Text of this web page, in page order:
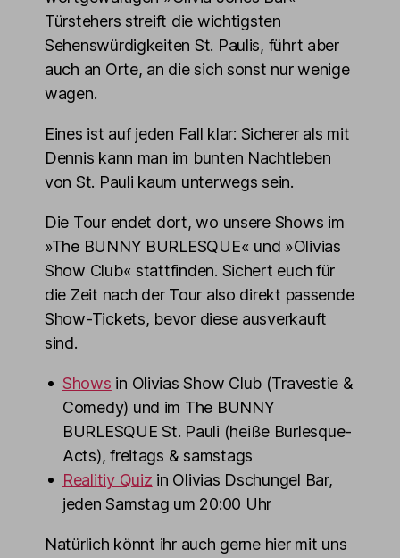
Türstehers streift die wichtigsten
Sehenswürdigkeiten St. Paulis, führt aber
auch an Orte, an die sich sonst nur wenige
wagen.
Eines ist auf jeden Fall klar: Sicherer als mit
Dennis kann man im bunten Nachtleben
von St. Pauli kaum unterwegs sein.
Die Tour endet dort, wo unsere Shows im
»The BUNNY BURLESQUE« und »Olivias
Show Club« stattfinden. Sichert euch für
die Zeit nach der Tour also direkt passende
Show-Tickets, bevor diese ausverkauft
sind.
Shows in Olivias Show Club (Travestie &
Comedy) und im The BUNNY
BURLESQUE St. Pauli (heiße Burlesque-
Acts), freitags & samstags
Realitiy Quiz in Olivias Dschungel Bar,
jeden Samstag um 20:00 Uhr
Natürlich könnt ihr auch gerne hier mit uns